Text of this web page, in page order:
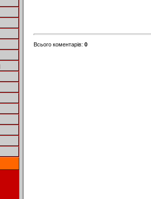
Всього коментарів: 0